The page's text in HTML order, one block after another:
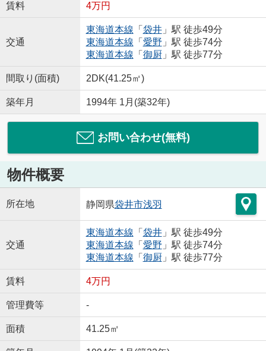
賃料 4万円
交通
東海道本線 「 袋井」駅 徒歩49分
東海道本線 「 愛野 」駅 徒歩74分
東海道本線 「 御厨」駅 徒歩77分
間取り(面積) 2DK(41.25㎡)
築年月 1994年 1月(築32年)
お問い合わせ(無料)
物件概要
所在地 静岡県袋井市浅羽
交通
東海道本線 「 袋井」駅 徒歩49分
東海道本線 「 愛野 」駅 徒歩74分
東海道本線 「 御厨」駅 徒歩77分
賃料 4万円
管理費等 -
面積 41.25㎡